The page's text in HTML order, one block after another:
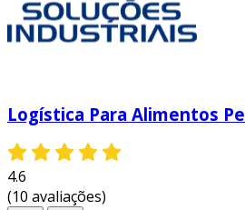
Logística Para Alimentos
4.6
(10 avaliações)